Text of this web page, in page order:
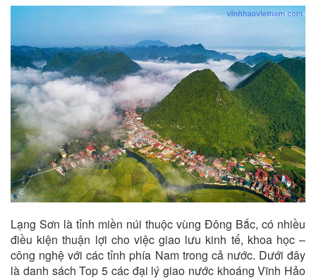
Lạng Sơn là tỉnh miền núi thuộc vùng Đông Bắc, có nhiều
điều kiện thuận lợi cho việc giao lưu kinh tế, khoa học –
công nghệ với các tỉnh phía Nam trong cả nước. Dưới đây
là danh sách Top 5 các đại lý giao nước khoáng Vĩnh Hảo